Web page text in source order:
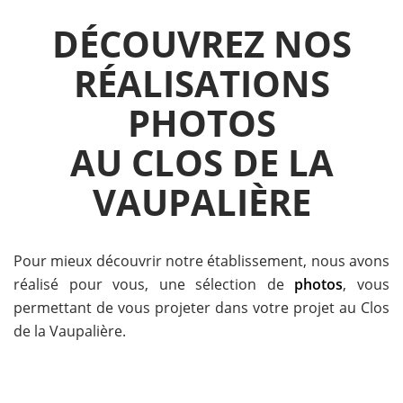
DÉCOUVREZ NOS
RÉALISATIONS
PHOTOS
AU CLOS DE LA
VAUPALIÈRE
Pour mieux découvrir notre établissement, nous avons
réalisé pour vous, une sélection de photos, vous
permettant de vous projeter dans votre projet au Clos
de la Vaupalière.